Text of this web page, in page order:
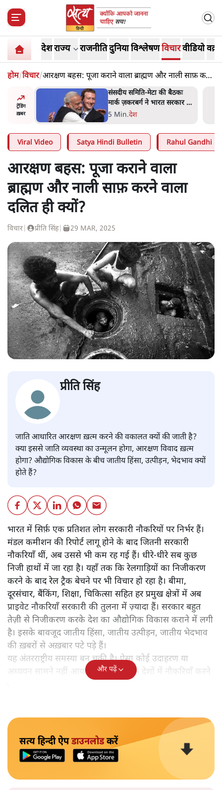
देशराज्य राजनीतिदुनियाविश्लेषणविचारवीडियो
होम/विचार/आरक्षण बहस: पूजा कराने वाला ब्राह्मण और नाली साफ़ करने
वाला दलित ही क्यों?
ट्रेंडिंग
ख़बर
एनसीपी
इंदिरा
हैं?
संसदीय समिति-मेटा की बैठकः
मार्क ज़करबर्ग ने भारत सरकार से
माफी मांगी
5 Min.देश
Viral Video Satya Hindi Bulletin Rahul Gandhi
आरक्षण बहस: पूजा कराने वाला
ब्राह्मण और नाली साफ़ करने वाला
दलित ही क्यों?
विचार प्रीति सिंह| 29 MAR, 2025
प्रीति सिंह
जाति आधारित आरक्षण ख़त्म करने की वकालत क्यों की जाती है?
क्या इससे जाति व्यवस्था का उन्मूलन होगा, आरक्षण विवाद ख़त्म
होगा? औद्योगिक विकास के बीच जातीय हिंसा, उत्पीड़न, भेदभाव क्यों
होते हैं?
भारत में सिर्फ़ एक प्रतिशत लोग सरकारी नौकरियों पर निर्भर हैं।
मंडल कमीशन की रिपोर्ट लागू होने के बाद जितनी सरकारी
नौकरियाँ थीं, अब उससे भी कम रह गई हैं। धीरे-धीरे सब कुछ
निजी हाथों में जा रहा है। यहाँ तक कि रेलगाड़ियों का निजीकरण
करने के बाद रेल ट्रैक बेचने पर भी विचार हो रहा है। बीमा,
दूरसंचार, बैंकिंग, शिक्षा, चिकित्सा सहित हर प्रमुख क्षेत्रों में अब
प्राइवेट नौकरियाँ सरकारी की तुलना में ज़्यादा हैं। सरकार बहुत
तेज़ी से निजीकरण करके देश का औद्योगिक विकास कराने में लगी
है। इसके बावजूद जातीय हिंसा, जातीय उत्पीड़न, जातीय भेदभाव
की ख़बरों से अख़बार पटे पड़े हैं।
यह अंतरराष्ट्रीय समस्या बन चुकी है। ऐसा कोई उदाहरण या
अध्ययन सामने नहीं आया है कि औद्योगिक देशों में नौकरियाँ करने
जाने वालों ने अपनी जातीय गंदगी त्याग दी है।
और पढ़ें
सत्य हिन्दी ऐपडाउनलोडकरें